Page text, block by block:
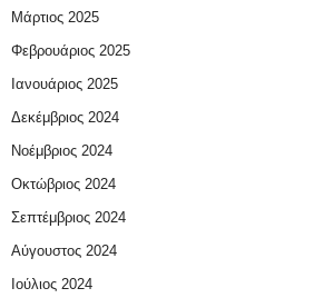
Μάρτιος 2025
Φεβρουάριος 2025
Ιανουάριος 2025
Δεκέμβριος 2024
Νοέμβριος 2024
Οκτώβριος 2024
Σεπτέμβριος 2024
Αύγουστος 2024
Ιούλιος 2024